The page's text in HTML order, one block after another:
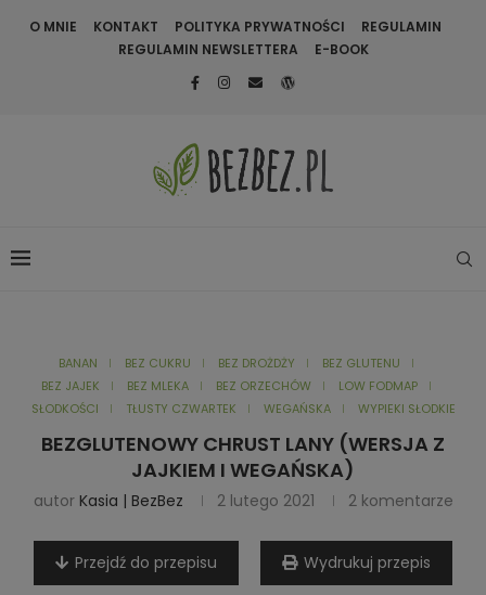
O MNIE KONTAKT POLITYKA PRYWATNOŚCI
REGULAMIN
REGULAMIN NEWSLETTERA
E-BOOK
BANAN BEZ CUKRU BEZ DROŻDŻY
BEZ GLUTENU
BEZ JAJEK
BEZ MLEKA BEZ ORZECHÓW
LOW FODMAP
SŁODKOŚCI
TŁUSTY CZWARTEK WEGAŃSKA WYPIEKI SŁODKIE
BEZGLUTENOWY CHRUST LANY (WERSJA Z
JAJKIEM I WEGAŃSKA)
autor Kasia | BezBez 2 lutego 2021 2 komentarze
Przejdź do przepisu Wydrukuj przepis